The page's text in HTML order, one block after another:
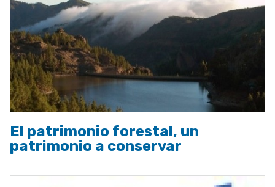
El patrimonio forestal, un
patrimonio a conservar